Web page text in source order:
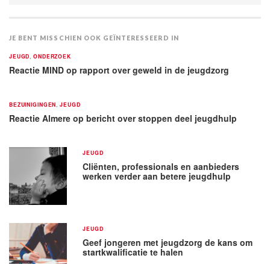
JE BENT MISSCHIEN OOK GEÏNTERESSEERD IN
JEUGD ,ONDERZOEK
Reactie MIND op rapport over geweld in de jeugdzorg
BEZUINIGINGEN ,JEUGD
Reactie Almere op bericht over stoppen deel jeugdhulp
JEUGD
Cliënten, professionals en aanbieders
werken verder aan betere jeugdhulp
JEUGD
Geef jongeren met jeugdzorg de kans om
startkwalificatie te halen